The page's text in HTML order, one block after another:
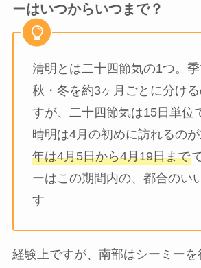
ーはいつからいつまで？
清明とは二十四節気の1つ。季
秋・冬を約3ヶ月ごとに分け
すが、二十四節気は15日単位
晴明は4月の初めに訪れるのが
年は4月5日から4月19日まで
ーはこの期間内の、都合のい
す
経験上ですが、南部はシーミー